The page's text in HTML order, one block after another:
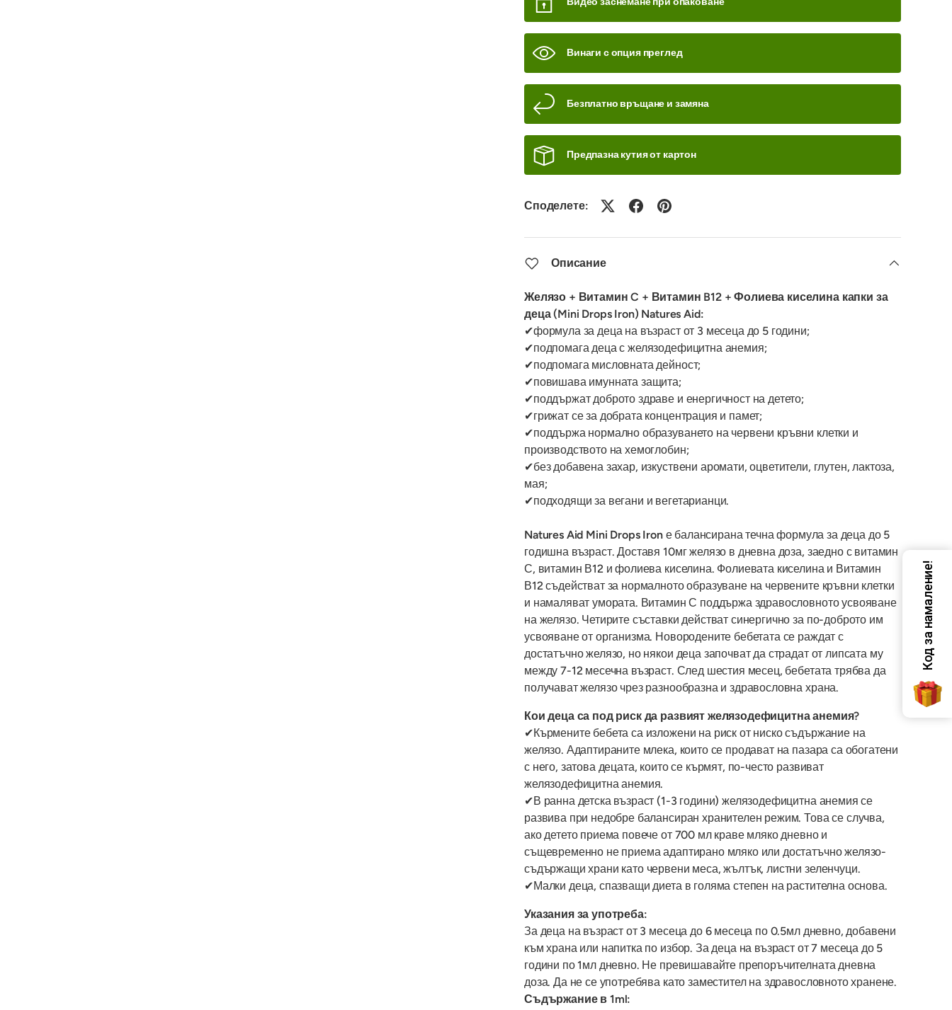
Винаги с опция преглед
Безплатно връщане и замяна
Предпазна кутия от картон
Споделете:
Описание
Желязо + Витамин C + Витамин B12 + Фолиева киселина капки за
деца (Mini Drops Iron) Natures Aid:
✔формула за деца на възраст от 3 месеца до 5 години;
✔подпомага деца с желязодефицитна анемия;
✔подпомага мисловната дейност;
✔повишава имунната защита;
✔поддържат доброто здраве и енергичност на детето;
✔грижат се за добрата концентрация и памет;
✔поддържа нормално образуването на червени кръвни клетки и
производството на хемоглобин;
✔без добавена захар, изкуствени аромати, оцветители, глутен, лактоза,
мая;
✔подходящи за вегани и вегетарианци.
Natures Aid Mini Drops Iron е балансирана течна формула за деца до 5
годишна възраст. Доставя 10мг желязо в дневна доза, заедно с витамин
С, витамин В12 и фолиева киселина. Фолиевата киселина и Витамин
В12 съдействат за нормалното образуване на червените кръвни клетки
и намаляват умората. Витамин С поддържа здравословното усвояване
на желязо. Четирите съставки действат синергично за по-доброто им
усвояване от организма. Новородените бебетата се раждат с
достатъчно желязо, но някои деца започват да страдат от липсата му
между 7-12 месечна възраст. След шестия месец, бебетата трябва да
получават желязо чрез разнообразна и здравословна храна.
Кои деца са под риск да развият желязодефицитна анемия?
✔Кърмените бебета са изложени на риск от ниско съдържание на
желязо. Адаптираните млека, които се продават на пазара са обогатени
с него, затова децата, които се кърмят, по-често развиват
желязодефицитна анемия.
✔В ранна детска възраст (1-3 години) желязодефицитна анемия се
развива при недобре балансиран хранителен режим. Това се случва,
ако детето приема повече от 700 мл краве мляко дневно и
същевременно не приема адаптирано мляко или достатъчно желязо-
съдържащи храни като червени меса, жълтък, листни зеленчуци.
✔Малки деца, спазващи диета в голяма степен на растителна основа.
Указания за употреба:
За деца на възраст от 3 месеца до 6 месеца по 0.5мл дневно, добавени
към храна или напитка по избор. За деца на възраст от 7 месеца до 5
години по 1мл дневно. Не превишавайте препоръчителната дневна
доза. Да не се употребява като заместител на здравословното хранене.
Съдържание в 1ml:
Код за намаление!